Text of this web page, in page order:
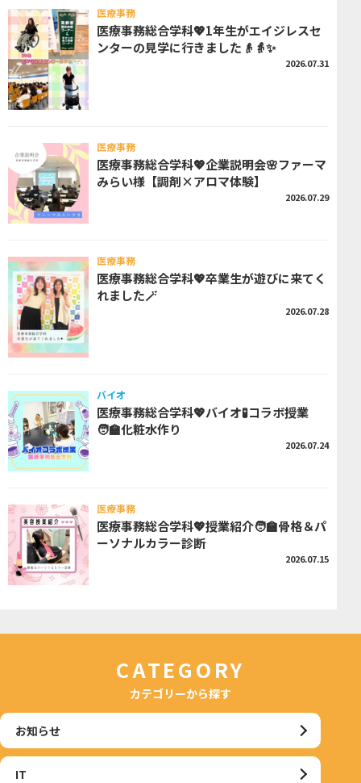
医療事務
医療事務総合学科💖1年生がエイジレスセ
ンターの見学に行きました👴👵✨
2026.07.31
医療事務
医療事務総合学科💖企業説明会🌸ファーマ
みらい様【調剤×アロマ体験】
2026.07.29
医療事務
医療事務総合学科💖卒業生が遊びに来てく
れました🪄
2026.07.28
バイオ
医療事務総合学科💖バイオ🧪コラボ授業
🧑‍🏫化粧水作り
2026.07.24
医療事務
医療事務総合学科💖授業紹介🧑‍🏫骨格＆パ
ーソナルカラー診断
2026.07.15
CATEGORY
カテゴリーから探す
お知らせ
IT